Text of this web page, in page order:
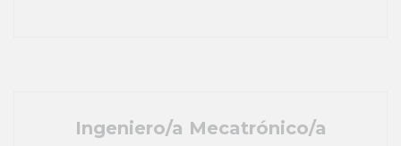
Ingeniero/a Mecatrónico/a